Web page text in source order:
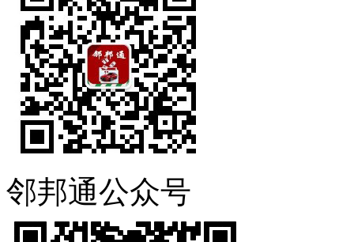
邻邦通公众号